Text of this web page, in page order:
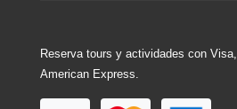
Reserva tours y actividades con
American Express.